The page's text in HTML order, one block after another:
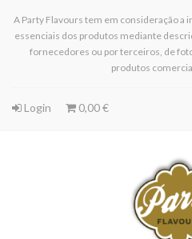
A Party Flavours tem em consideração a
essenciais dos produtos mediante
fornecedores ou por terceiros, de
produtos
Login 0,00 €